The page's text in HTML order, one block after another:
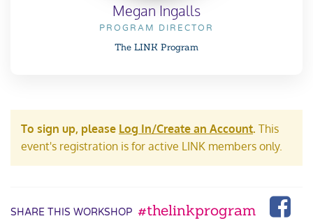
Megan Ingalls
PROGRAM DIRECTOR
The LINK Program
To sign up, please Log In/Create an Account. This
event's registration is for active LINK members only.
SHARE THIS WORKSHOP #thelinkprogram